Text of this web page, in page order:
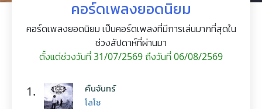
คอร์ดเพลงยอดนิยม
คอร์ดเพลงยอดนิยม เป็นคอร์ดเพลงที่มีการเล่นมากที่สุดใน
ช่วงสัปดาห์ที่ผ่านมา
ตั้งแต่ช่วงวันที่ 31/07/2569 ถึงวันที่ 06/08/2569
1. คืนจันทร์
โลโซ